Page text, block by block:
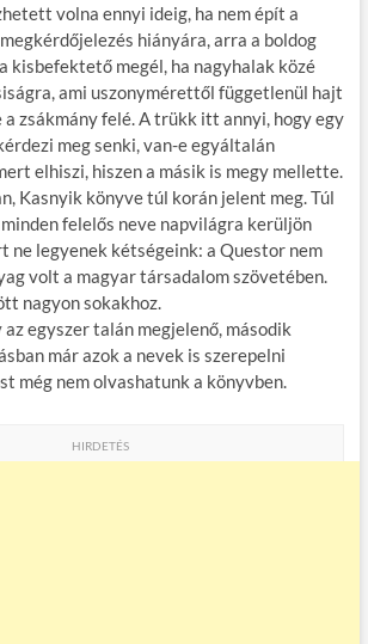
volna ennyi ideig, ha nem épít a
hiányára, arra a boldog
kisbefektető megél, ha nagyhalak közé
ami uszonymérettől függetlenül hajt
zsákmány felé. A trükk itt annyi, hogy egy
meg senki, van-e egyáltalán
elhiszi, hiszen a másik is megy mellette.
Kasnyik könyve túl korán jelent meg. Túl
felelős neve napvilágra kerüljön
ne legyenek kétségeink: a Questor nem
volt a magyar társadalom szövetében.
nagyon sokakhoz.
egyszer talán megjelenő, második
már azok a nevek is szerepelni
még nem olvashatunk a könyvben.
HIRDETÉS